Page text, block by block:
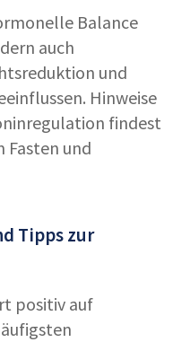
Balance
auch
und
Hinweise
findest
und
Tipps zur
positiv auf